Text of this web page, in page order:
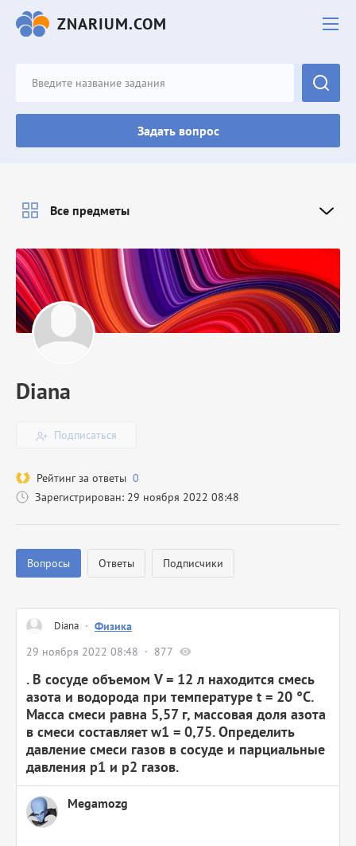
ZNARIUM.COM
Задать вопрос
Diana
Подписаться
Рейтинг за ответы 0
Зарегистрирован: 29 ноября 2022 08:48
Вопросы Ответы Подписчики
Diana · Физика
29 ноября 2022 08:48
877
. В сосуде объемом V = 12 л находится смесь
азота и водорода при температуре t = 20 °С.
Масса смеси равна 5,57 г, массовая доля азота
в смеси составляет w1 = 0,75. Определить
давление смеси газов в сосуде и парциальные
давления р1 и р2 газов.
Megamozg
Все предметы